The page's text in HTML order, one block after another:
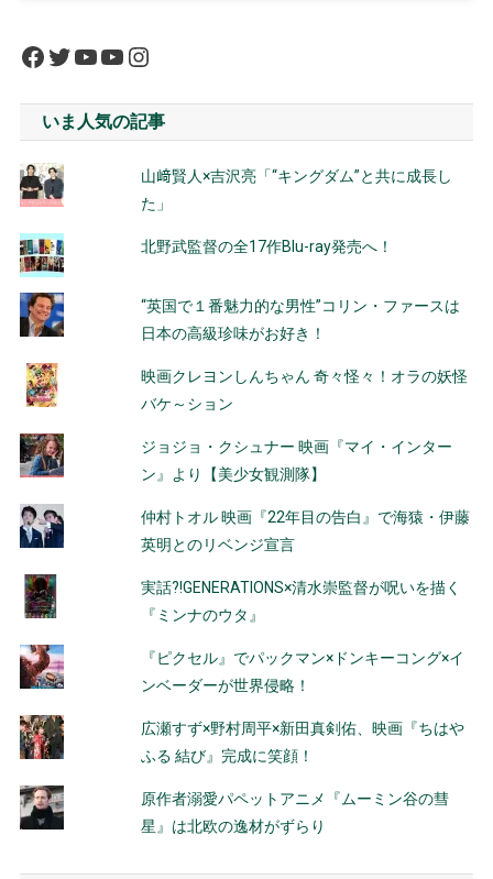
Facebook
Twitter
YouTube
YouTube
Instagram
いま人気の記事
山﨑賢人×吉沢亮「“キングダム”と共に成長し
た」
北野武監督の全17作Blu-ray発売へ！
“英国で１番魅力的な男性”コリン・ファースは
日本の高級珍味がお好き！
映画クレヨンしんちゃん 奇々怪々！オラの妖怪
バケ～ション
ジョジョ・クシュナー 映画『マイ・インター
ン』より【美少女観測隊】
仲村トオル 映画『22年目の告白』で海猿・伊藤
英明とのリベンジ宣言
実話?!GENERATIONS×清水崇監督が呪いを描く
『ミンナのウタ』
『ピクセル』でパックマン×ドンキーコング×イ
ンベーダーが世界侵略！
広瀬すず×野村周平×新田真剣佑、映画『ちはや
ふる 結び』完成に笑顔！
原作者溺愛パペットアニメ『ムーミン谷の彗
星』は北欧の逸材がずらり